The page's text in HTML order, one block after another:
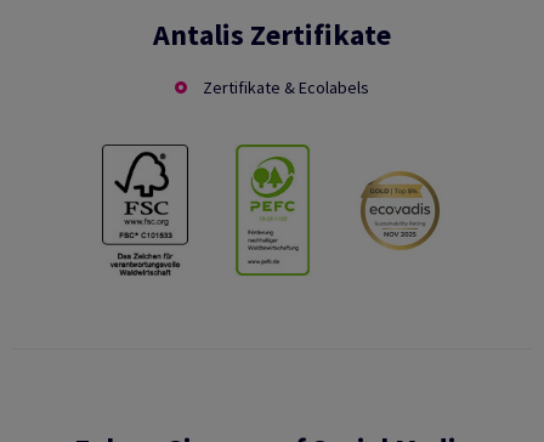
Antalis Zertifikate
Zertifikate & Ecolabels